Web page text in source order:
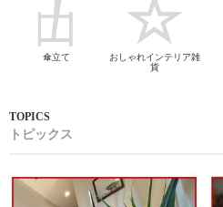
傘立て
おしゃれインテリア雑
貨
トピックス